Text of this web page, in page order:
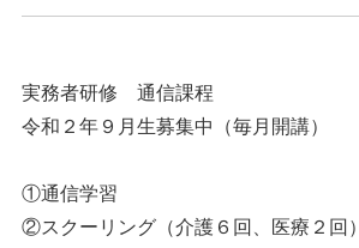
実務者研修 通信課程
令和２年９月生募集中（毎月開講）
①通信学習
②スクーリング（介護６回、医療２回）